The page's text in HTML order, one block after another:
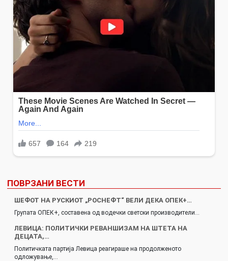
ПОВРЗАНИ ВЕСТИ
ШЕФОТ НА РУСКИОТ „РОСНЕФТ“ ВЕЛИ ДЕКА ОПЕК+…
Групата ОПЕК+, составена од водечки светски производители…
ЛЕВИЦА: ПОЛИТИЧКИ РЕВАНШИЗАМ НА ШТЕТА НА
ДЕЦАТА,…
Политичката партија Левица реагираше на продолженото
одложување,…